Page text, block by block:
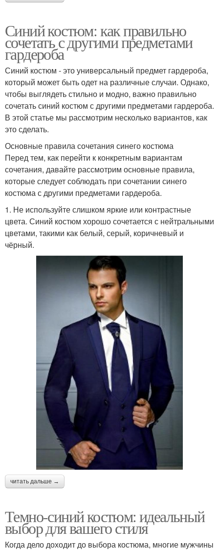
Синий костюм: как правильно
сочетать с другими предметами
гардероба
Синий костюм - это универсальный предмет гардероба,
который может быть одет на различные случаи. Однако,
чтобы выглядеть стильно и модно, важно правильно
сочетать синий костюм с другими предметами гардероба.
В этой статье мы рассмотрим несколько вариантов, как
это сделать.
Основные правила сочетания синего костюма
Перед тем, как перейти к конкретным вариантам
сочетания, давайте рассмотрим основные правила,
которые следует соблюдать при сочетании синего
костюма с другими предметами гардероба.
1. Не используйте слишком яркие или контрастные
цвета. Синий костюм хорошо сочетается с нейтральными
цветами, такими как белый, серый, коричневый и
чёрный.
читать дальше →
Темно-синий костюм: идеальный
выбор для вашего стиля
Когда дело доходит до выбора костюма, многие мужчины